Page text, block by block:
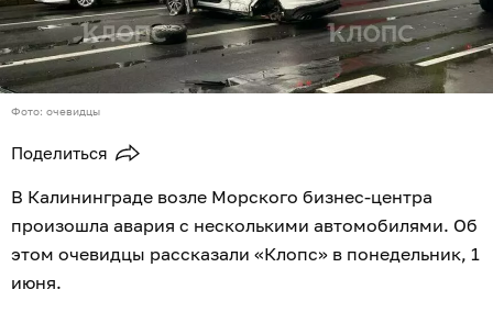
Фото: очевидцы
Поделиться
В Калининграде возле Морского бизнес-центра
произошла авария с несколькими автомобилями. Об
этом очевидцы рассказали «Клопс» в понедельник, 1
июня.